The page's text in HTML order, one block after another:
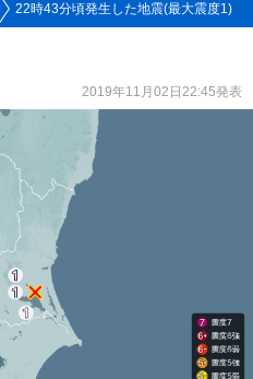
22時43分頃発生した地震(最大震度1)
2019年11月02日22:45発表